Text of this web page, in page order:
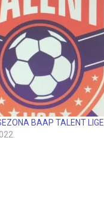
BAAP TALENT LIGE